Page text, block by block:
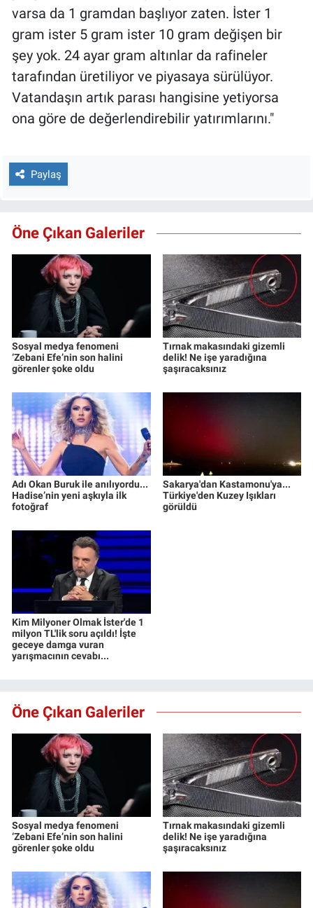
varsa da 1 gramdan başlıyor zaten. İster 1
gram ister 5 gram ister 10 gram değişen bir
şey yok. 24 ayar gram altınlar da rafineler
tarafından üretiliyor ve piyasaya sürülüyor.
Vatandaşın artık parası hangisine yetiyorsa
ona göre de değerlendirebilir yatırımlarını."
Paylaş
Öne Çıkan Galeriler
Sosyal medya fenomeni
‘Zebani Efe’nin son halini
görenler şoke oldu
Tırnak makasındaki gizemli
delik! Ne işe yaradığına
şaşıracaksınız
Adı Okan Buruk ile anılıyordu...
Hadise’nin yeni aşkıyla ilk
fotoğraf
Sakarya'dan Kastamonu'ya...
Türkiye'den Kuzey Işıkları
görüldü
Kim Milyoner Olmak İster'de 1
milyon TL'lik soru açıldı! İşte
geceye damga vuran
yarışmacının cevabı...
Öne Çıkan Galeriler
Sosyal medya fenomeni
‘Zebani Efe’nin son halini
görenler şoke oldu
Tırnak makasındaki gizemli
delik! Ne işe yaradığına
şaşıracaksınız